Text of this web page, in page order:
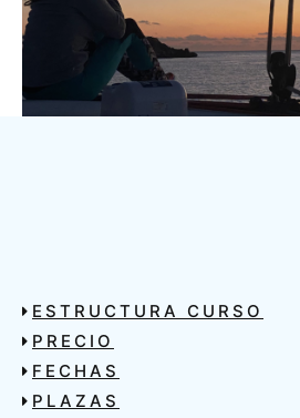
ESTRUCTURA CURSO
PRECIO
FECHAS
PLAZAS